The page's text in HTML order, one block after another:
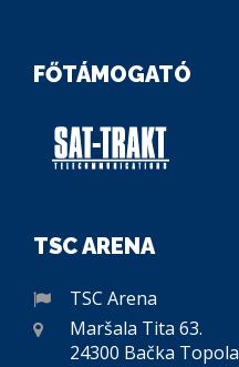
FŐTÁMOGATÓ
TSC ARENA
TSC Arena
Maršala Tita 63.
24300 Bačka Topola